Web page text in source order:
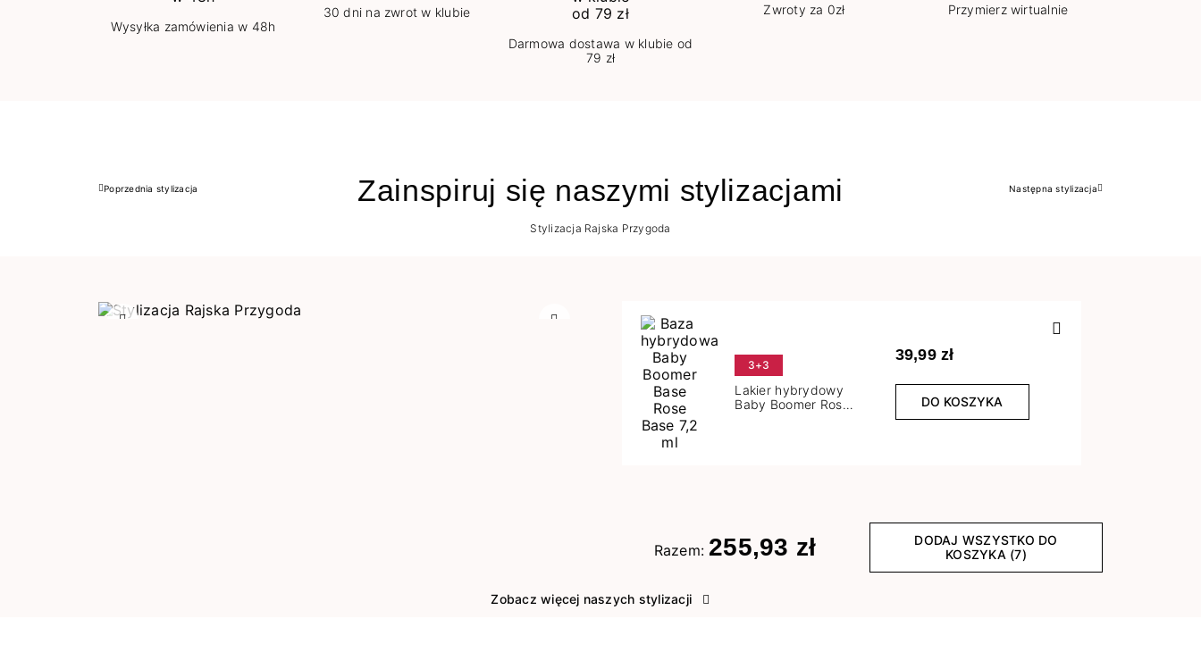
Wysyłka zamówienia w 48h
30 dni na zwrot w klubie
Darmowa dostawa w klubie od
79 zł
Zwroty za 0zł Przymierz wirtualnie
Zainspiruj się naszymi stylizacjami
Poprzedni
Poprzednia stylizacja Następny
Następna stylizacja
Stylizacja Rajska Przygoda
3+3
Lakier hybrydowy
Baby Boomer Rose
39,99 zł
DO KOSZYKA
Razem: 255,93 zł
DODAJ WSZYSTKO DO
KOSZYKA (7)
Zobacz więcej naszych stylizacji